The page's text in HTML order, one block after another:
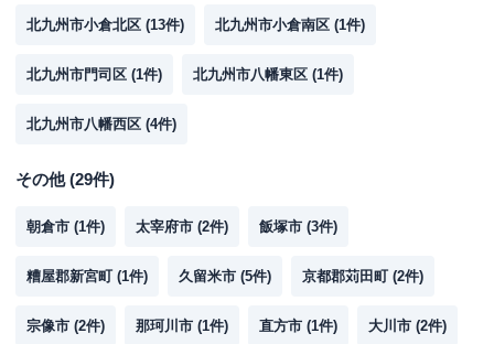
北九州市小倉北区 (13件) 北九州市小倉南区 (1件)
北九州市門司区 (1件) 北九州市八幡東区 (1件)
北九州市八幡西区 (4件)
その他(29件)
朝倉市 (1件) 太宰府市 (2件) 飯塚市 (3件)
糟屋郡新宮町 (1件) 久留米市 (5件) 京都郡苅田町 (2件)
宗像市 (2件) 那珂川市 (1件) 直方市 (1件) 大川市 (2件)